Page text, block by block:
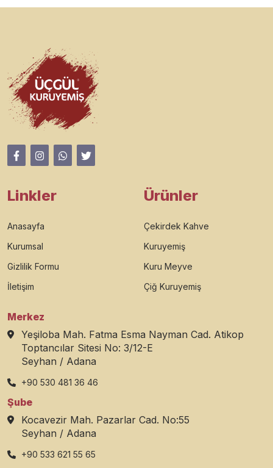
Linkler
Anasayfa
Kurumsal
Gizlilik Formu
İletişim
Ürünler
Çekirdek Kahve
Kuruyemiş
Kuru Meyve
Çiğ Kuruyemiş
Merkez
Yeşiloba Mah. Fatma Esma Nayman Cad. Atikop
Toptancılar Sitesi No: 3/12-E
Seyhan / Adana
+90 530 481 36 46
Şube
Kocavezir Mah. Pazarlar Cad. No:55
Seyhan / Adana
+90 533 621 55 65